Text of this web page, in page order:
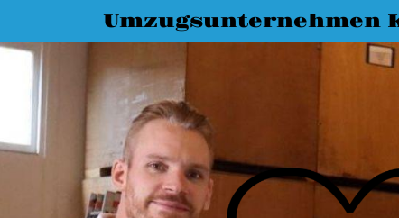
Umzugsunternehmen